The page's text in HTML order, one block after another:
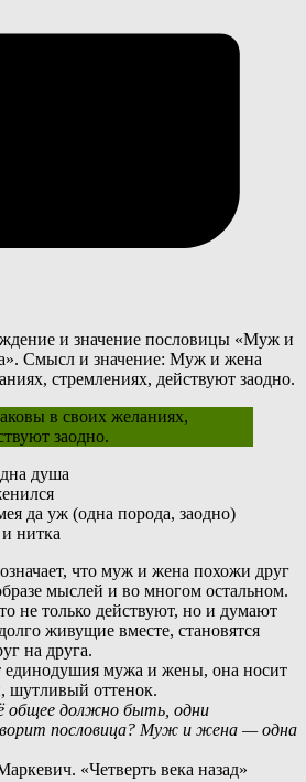
и значение пословицы «Муж и
Смысл и значение: Муж и жена
стремлениях, действуют заодно.
в своих желаниях,
заодно.
душа
да уж (одна порода, заодно)
нитка
что муж и жена похожи друг
мыслей и во многом остальном.
не только действуют, но и думают
живущие вместе, становятся
на друга.
единодушия мужа и жены, она носит
шутливый оттенок.
общее должно быть, одни
пословица? Муж и жена — одна
«Четверть века назад»